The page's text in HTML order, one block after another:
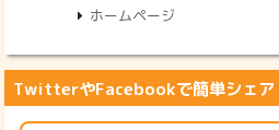
ホームページ
TwitterやFacebookで簡単シェア